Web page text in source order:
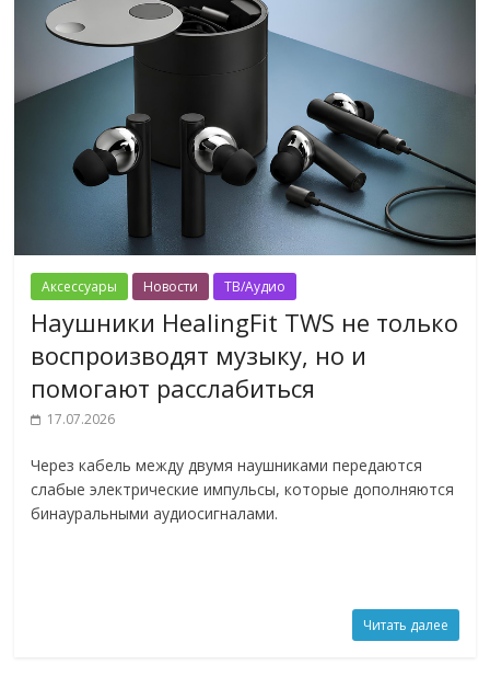
Аксессуары Новости ТВ/Аудио
Наушники HealingFit TWS не только
воспроизводят музыку, но и
помогают расслабиться
17.07.2026
Через кабель между двумя наушниками передаются
слабые электрические импульсы, которые дополняются
бинауральными аудиосигналами.
Читать далее